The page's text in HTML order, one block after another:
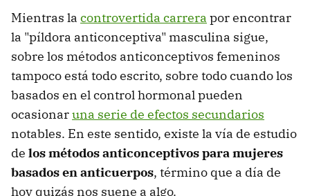
Mientras la controvertida carrera por encontrar
la "píldora anticonceptiva" masculina sigue,
sobre los métodos anticonceptivos femeninos
tampoco está todo escrito, sobre todo cuando los
basados en el control hormonal pueden
ocasionaruna serie de efectos secundarios
notables. En este sentido, existe la vía de estudio
de los métodos anticonceptivos para mujeres
basados en anticuerpos, término que a día de
hoy quizás nos suene a algo.